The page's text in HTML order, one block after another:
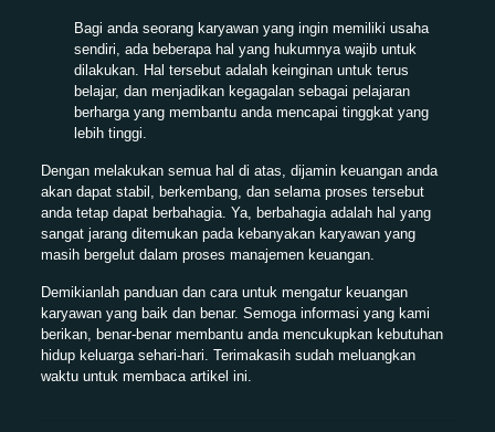
Bagi anda seorang karyawan yang ingin memiliki usaha
sendiri, ada beberapa hal yang hukumnya wajib untuk
dilakukan. Hal tersebut adalah keinginan untuk terus
belajar, dan menjadikan kegagalan sebagai pelajaran
berharga yang membantu anda mencapai tinggkat yang
lebih tinggi.
Dengan melakukan semua hal di atas, dijamin keuangan anda
akan dapat stabil, berkembang, dan selama proses tersebut
anda tetap dapat berbahagia. Ya, berbahagia adalah hal yang
sangat jarang ditemukan pada kebanyakan karyawan yang
masih bergelut dalam proses manajemen keuangan.
Demikianlah panduan dan cara untuk mengatur keuangan
karyawan yang baik dan benar. Semoga informasi yang kami
berikan, benar-benar membantu anda mencukupkan kebutuhan
hidup keluarga sehari-hari. Terimakasih sudah meluangkan
waktu untuk membaca artikel ini.